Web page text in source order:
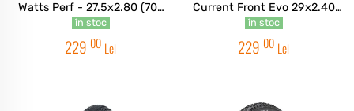
Watts Perf - 27.5x2.80 (70-
584) HS604 ADDIX - Pliabil
în stoc
229 00 Lei
Current Front Evo 29x2.40
(62-622) HS496 ADDIX Soft
67EPI - TLE Pliabil
în stoc
229 00 Lei